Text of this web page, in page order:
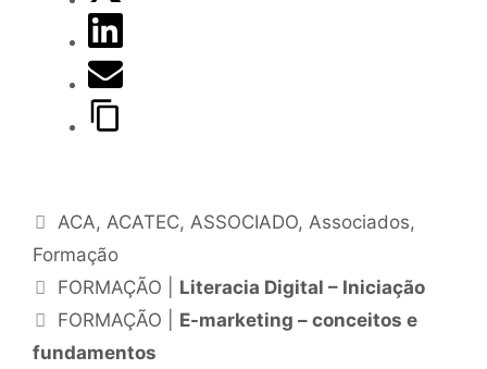
ACA, ACATEC, ASSOCIADO, Associados,
Formação
FORMAÇÃO | Literacia Digital – Iniciação
FORMAÇÃO | E-marketing – conceitos e
fundamentos